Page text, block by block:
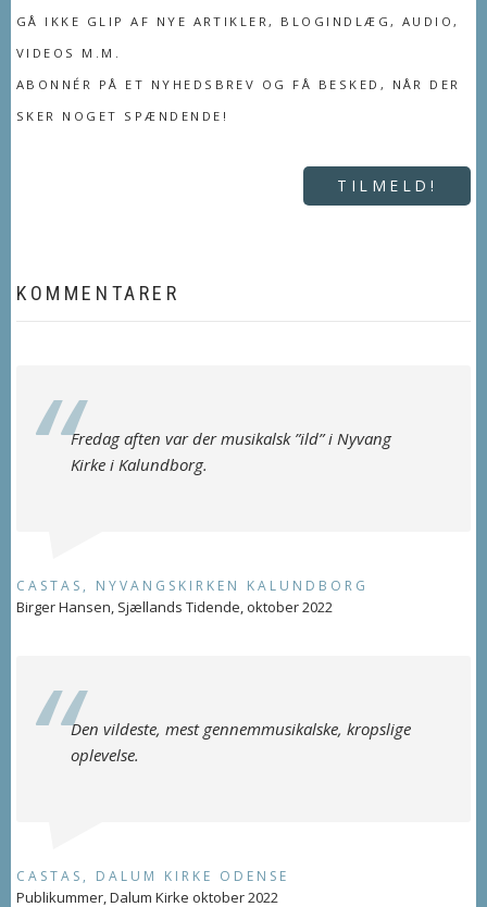
GÅ IKKE GLIP AF NYE ARTIKLER, BLOGINDLÆG, AUDIO,
VIDEOS M.M.
ABONNÉR PÅ ET NYHEDSBREV OG FÅ BESKED, NÅR DER
SKER NOGET SPÆNDENDE!
TILMELD!
KOMMENTARER
Fredag aften var der musikalsk ”ild” i Nyvang
Kirke i Kalundborg.
CASTAS, NYVANGSKIRKEN KALUNDBORG
Birger Hansen, Sjællands Tidende, oktober 2022
Den vildeste, mest gennemmusikalske, kropslige
oplevelse.
CASTAS, DALUM KIRKE ODENSE
Publikummer, Dalum Kirke oktober 2022